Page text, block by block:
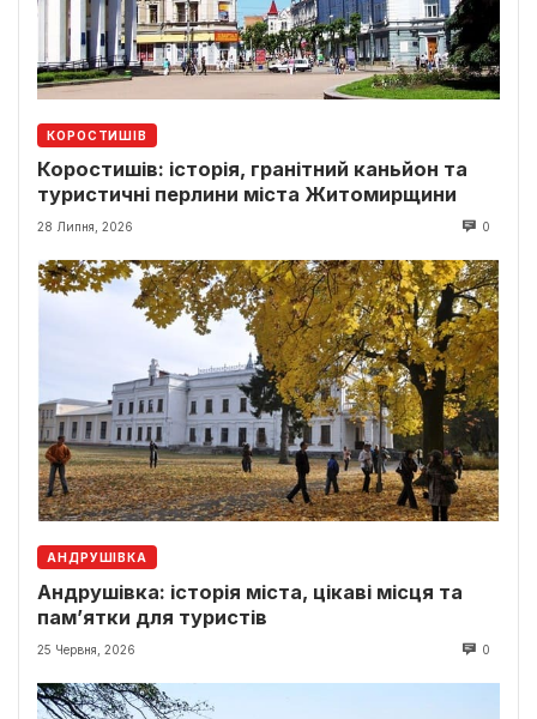
КОРОСТИШІВ
Коростишів: історія, гранітний каньйон та
туристичні перлини міста Житомирщини
28 Липня, 2026 0
АНДРУШІВКА
Андрушівка: історія міста, цікаві місця та
пам’ятки для туристів
25 Червня, 2026 0